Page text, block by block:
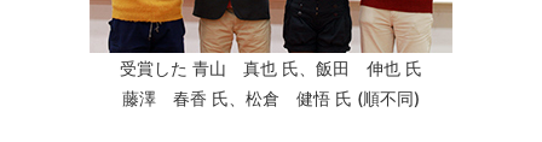
受賞した 青山 真也 氏、飯田 伸也 氏
藤澤 春香 氏、松倉 健悟 氏 (順不同)